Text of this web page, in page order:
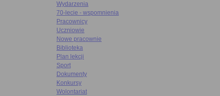
Wydarzenia
70-lecie - wspomnienia
Pracownicy
Uczniowie
Nowe pracownie
Biblioteka
Plan lekcji
Sport
Dokumenty
Konkursy
Wolontariat